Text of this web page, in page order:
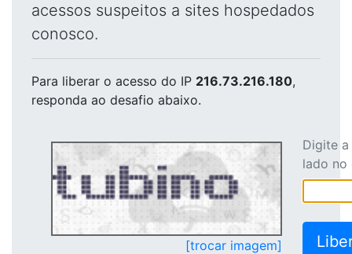
acessos suspeitos a sites hospedados
conosco.
Para liberar o acesso do IP 216.73.216.180,
responda ao desafio abaixo.
[trocar imagem]
Digite
lado no